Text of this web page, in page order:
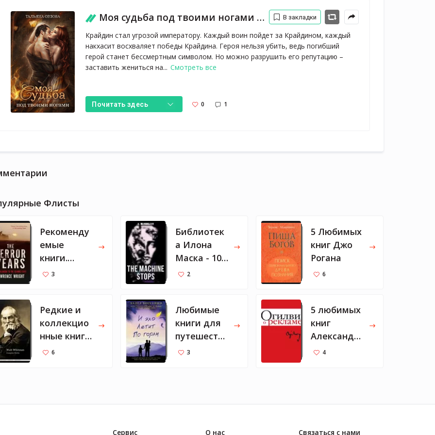
Моя судьба под твоими ногами
Крайдин стал угрозой императору. Каждый воин пойдет за Крайдином, каждый
накхасит восхваляет победы Крайдина. Героя нельзя убить, ведь погибший
герой станет бессмертным символом. Но можно разрушить его репутацию –
заставить жениться на... Смотреть все
Почитать здесь 0 1
В закладки
Флисты
Рекоменду
емые
книги.
Часть 1
3
Библиотек
а Илона
Маска - 10
рекоменду
2
5 Любимых
книг Джо
Рогана
6
Редкие и
коллекцио
нные книги
Сильвестра
6
Любимые
книги для
путешестви
я от
3
5 любимых
книг
Александр
ы
круто
4
Сервис О нас Связаться с нами